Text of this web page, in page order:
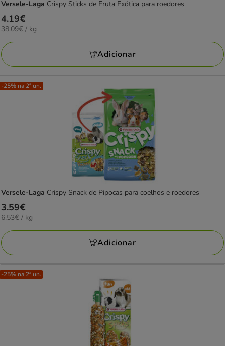
Versele-Laga Crispy Sticks de Fruta Exótica para roedores
Preço
4.19€
4.19€
38.09€
KG
38.09€ / kg
Adicionar
-25% na 2ª un.
Versele-Laga Crispy Snack de Pipocas para coelhos e roedores
Preço
3.59€
3.59€
6.53€
KG
6.53€ / kg
Adicionar
-25% na 2ª un.